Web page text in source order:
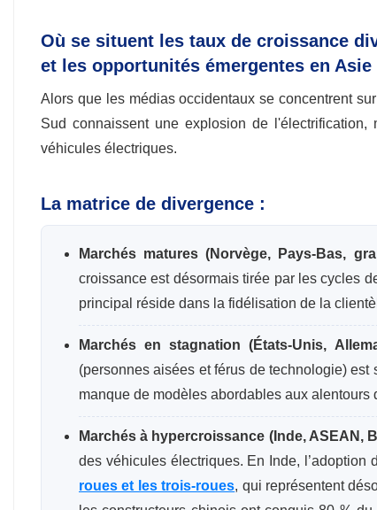
Où se situent les taux de croissance
et les opportunités émergentes en
Alors que les médias occidentaux se concentrent
Sud connaissent une explosion de
véhicules électriques.
La matrice de divergence :
Marchés matures (Norvège, Pays-Bas,
croissance est désormais tirée par les cycles
principal réside dans la fidélisation de la
Marchés en stagnation (États-Unis,
(personnes aisées et férus de technologie)
manque de modèles abordables aux alentours
Marchés à hypercroissance (Inde, ASEAN,
des véhicules électriques. En Inde, l’adoption
roues et les trois-roues, qui représentent